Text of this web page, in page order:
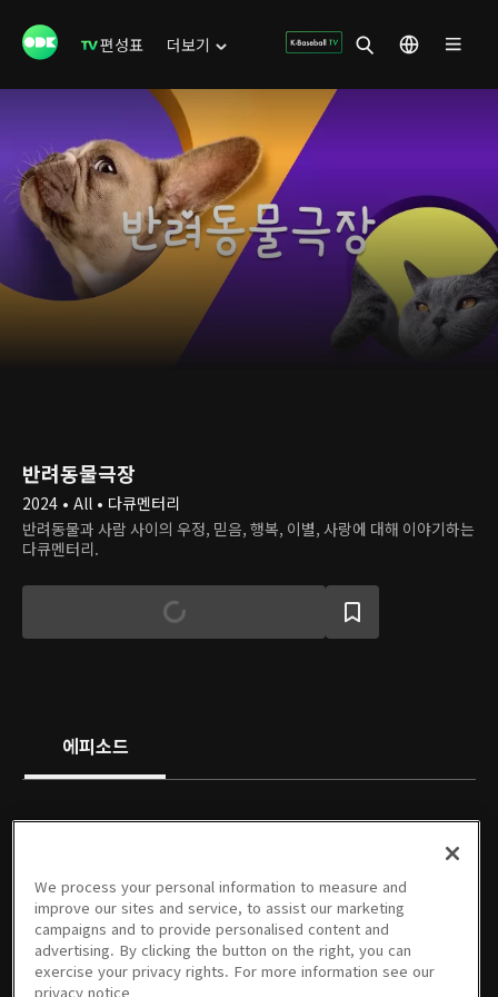
편성표 더보기
반려동물극장
2024 • All • 다큐멘터리
반려동물과 사람 사이의 우정, 믿음, 행복, 이별, 사랑에 대해 이야기하는
다큐멘터리.
에피소드
1회
01/11/2024 • 48분
2회
01/18/2024 • 49분
3회
01/25/2024 • 48분
4회
02/01/2024 • 48분
5회
02/15/2024 • 48분
We process your personal information to measure and
improve our sites and service, to assist our marketing
campaigns and to provide personalised content and
advertising. By clicking the button on the right, you can
exercise your privacy rights. For more information see our
privacy notice